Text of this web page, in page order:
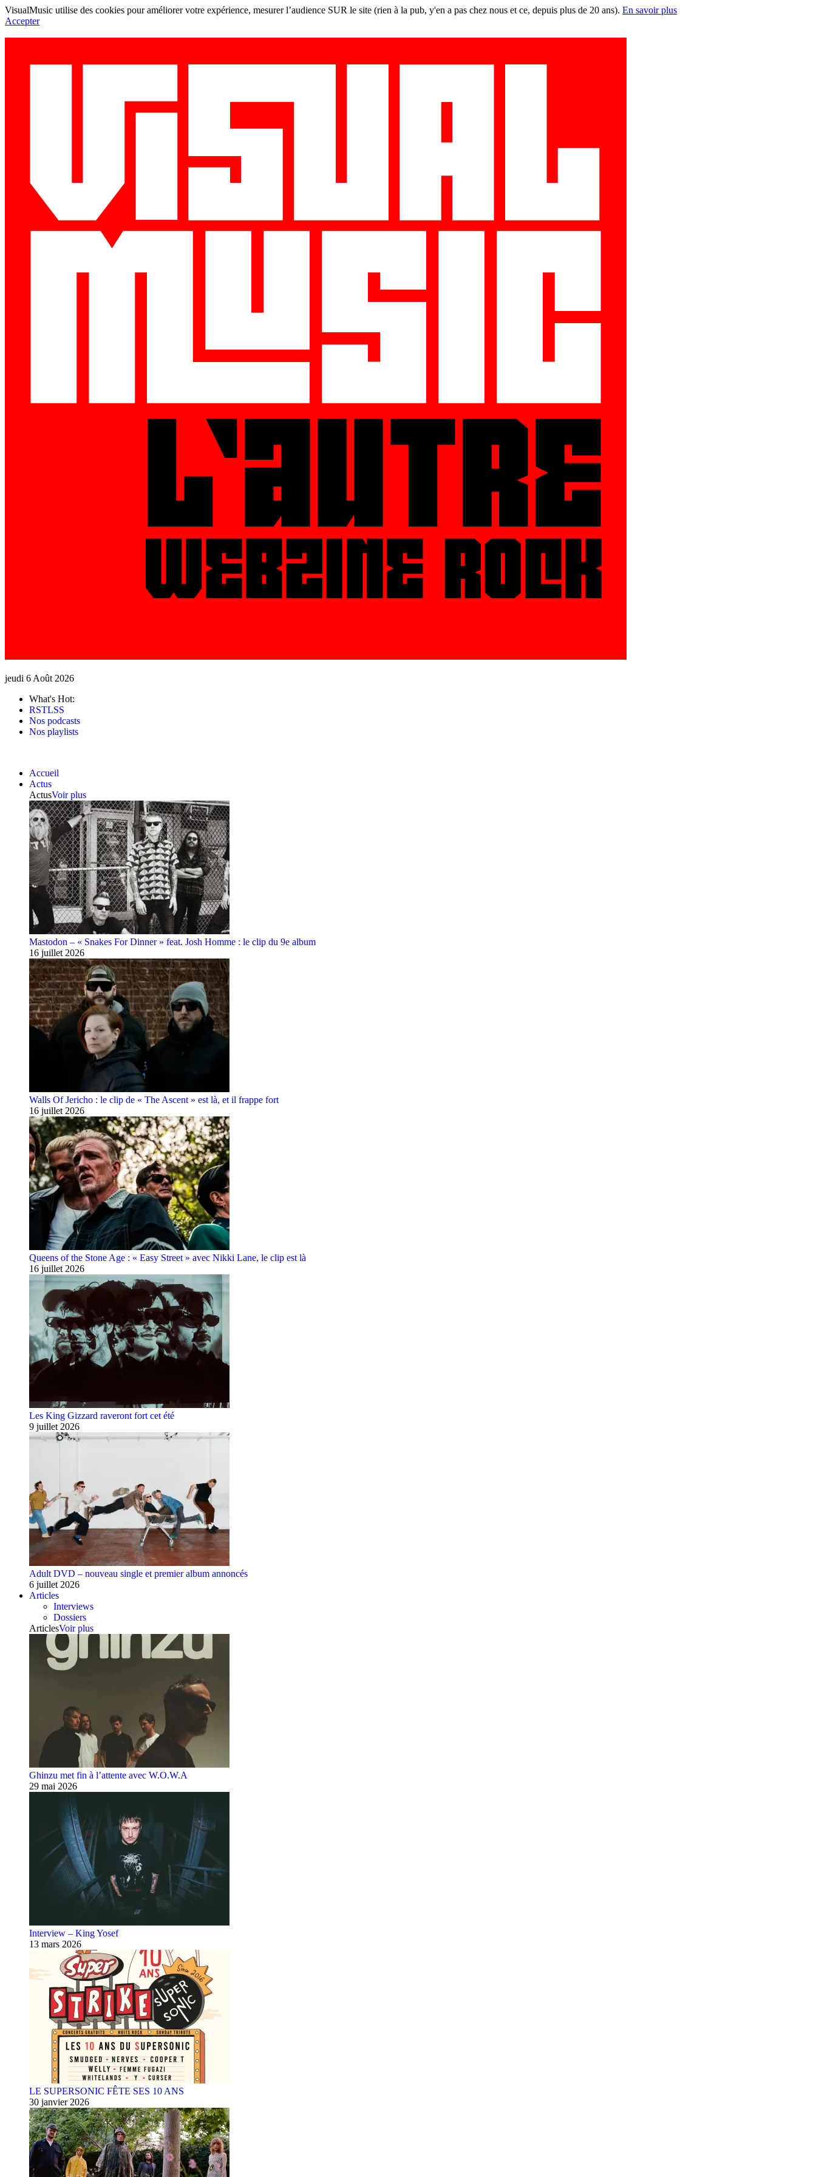
VisualMusic utilise des cookies pour améliorer votre expérience, mesurer l’audience SUR le site (rien à la pub, y'en a pas chez nous et ce, depuis plus de 20 ans). En savoir plus
Accepter
jeudi 6 Août 2026
What's Hot:
RSTLSS
Nos podcasts
Nos playlists
Accueil
Actus
ActusVoir plus
Mastodon – « Snakes For Dinner » feat. Josh Homme : le clip du 9e album
16 juillet 2026
Walls Of Jericho : le clip de « The Ascent » est là, et il frappe fort
16 juillet 2026
Queens of the Stone Age : « Easy Street » avec Nikki Lane, le clip est là
16 juillet 2026
Les King Gizzard raveront fort cet été
9 juillet 2026
Adult DVD – nouveau single et premier album annoncés
6 juillet 2026
Articles
Interviews
Dossiers
ArticlesVoir plus
Ghinzu met fin à l’attente avec W.O.W.A
29 mai 2026
Interview – King Yosef
13 mars 2026
LE SUPERSONIC FÊTE SES 10 ANS
30 janvier 2026